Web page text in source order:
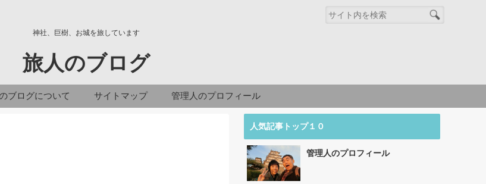
神社、巨樹、お城を旅しています
旅人のブログ
ブログについて サイトマップ 管理人のプロフィール
人気記事トップ１０
管理人のプロフィール